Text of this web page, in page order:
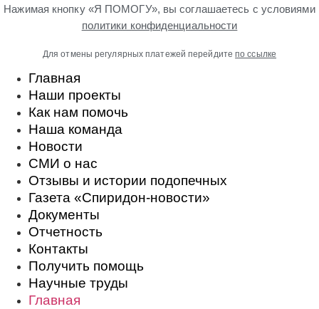
Нажимая кнопку «Я ПОМОГУ», вы соглашаетесь с условиями
политики конфиденциальности
Для отмены регулярных платежей перейдитепо ссылке
Главная
Наши проекты
Как нам помочь
Наша команда
Новости
СМИ о нас
Отзывы и истории подопечных
Газета «Спиридон-новости»
Документы
Отчетность
Контакты
Получить помощь
Научные труды
Главная